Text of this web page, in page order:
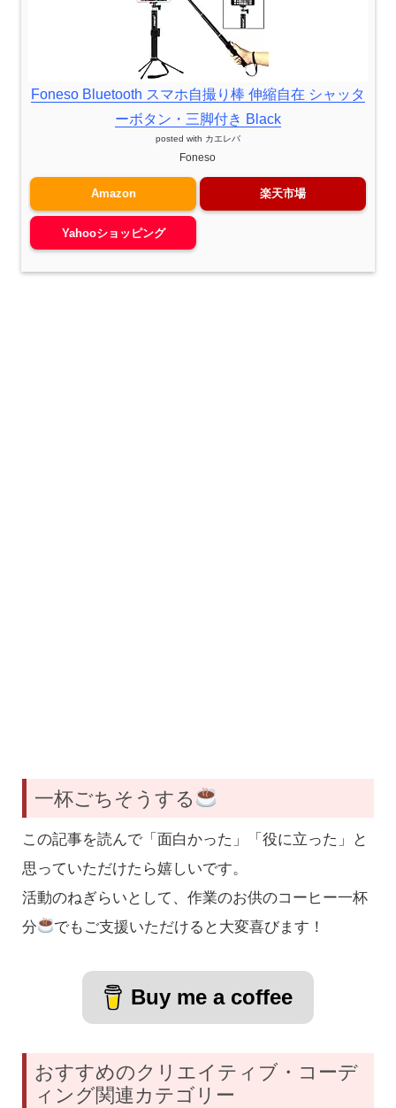
Foneso Bluetooth スマホ自撮り棒 伸縮自在 シャッタ
ーボタン・三脚付き Black
posted with カエレバ
Foneso
Amazon 楽天市場
Yahooショッピング
一杯ごちそうする
この記事を読んで「面白かった」「役に立った」と
思っていただけたら嬉しいです。
活動のねぎらいとして、作業のお供のコーヒー一杯
分
でもご支援いただけると大変喜びます！
Buy me a coffee
おすすめのクリエイティブ・コーデ
ィング関連カテゴリー